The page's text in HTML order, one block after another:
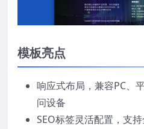
模板亮点
响应式布局，兼容PC、
问设备
SEO标签灵活配置，支